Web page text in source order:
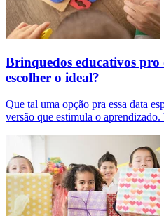
Brinquedos educativos pro
escolher o ideal?
Que tal uma opção pra essa data
versão que estimula o